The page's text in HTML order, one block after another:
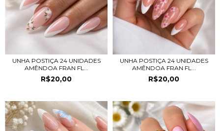
UNHA POSTIÇA 24 UNIDADES
AMÊNDOA FRAN FL...
R$20,00
UNHA POSTIÇA 24 UNIDADES
AMÊNDOA FRAN FL...
R$20,00